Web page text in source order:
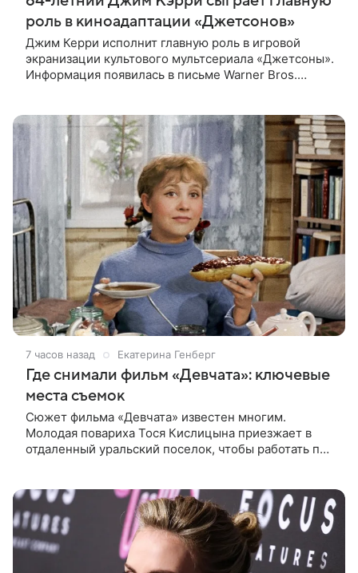
роль в киноадаптации «Джетсонов»
Джим Керри исполнит главную роль в игровой
экранизации культового мультсериала «Джетсоны».
Информация появилась в письме Warner Bros.
7 часов назад Екатерина Генберг
Где снимали фильм «Девчата»: ключевые
места съемок
Сюжет фильма «Девчата» известен многим.
Молодая повариха Тося Кислицына приезжает в
отдаленный уральский поселок, чтобы работать по